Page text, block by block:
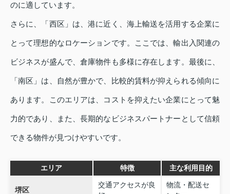
のに適しています。
さらに、「西区」は、港に近く、海上輸送を活用する企業に
とって理想的なロケーションです。ここでは、輸出入関連の
ビジネスが盛んで、倉庫物件も多様に存在します。最後に、
「南区」は、自然が豊かで、比較的賃料が抑えられる傾向に
あります。このエリアは、コストを抑えたい企業にとって魅
力的であり、また、長期的なビジネスパートナーとして信頼
できる物件が見つけやすいです。
エリア 特徴 主な利用目的
堺区
交通アクセスが良
物流・配送セ